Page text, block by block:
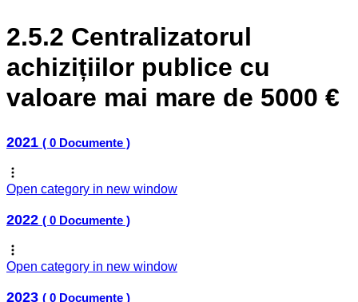
2.5.2 Centralizatorul
achizițiilor publice cu
valoare mai mare de 5000 €
2021 ( 0 Documente )
Open category in new window
2022 ( 0 Documente )
Open category in new window
2023 ( 0 Documente )